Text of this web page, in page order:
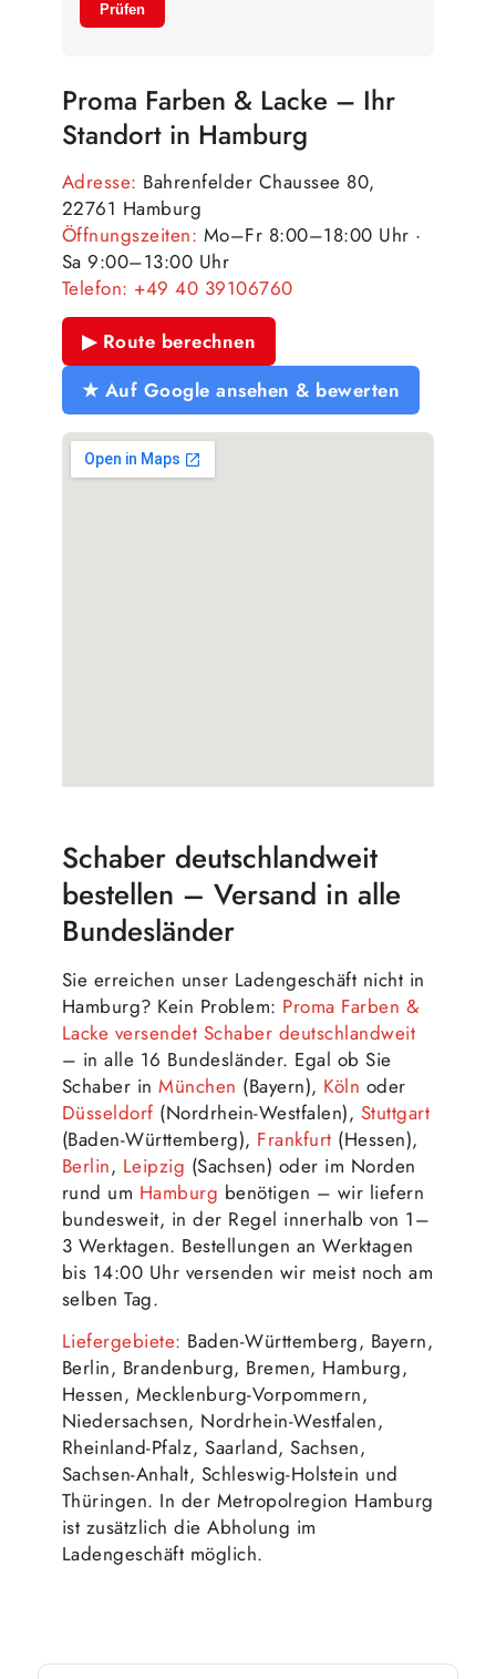
Prüfen
Proma Farben & Lacke – Ihr
Standort in Hamburg
Adresse: Bahrenfelder Chaussee 80,
22761 Hamburg
Öffnungszeiten: Mo–Fr 8:00–18:00 Uhr ·
Sa 9:00–13:00 Uhr
Telefon: +49 40 39106760
▶ Route berechnen
★ Auf Google ansehen & bewerten
Schaber deutschlandweit
bestellen – Versand in alle
Bundesländer
Sie erreichen unser Ladengeschäft nicht in
Hamburg? Kein Problem: Proma Farben &
Lacke versendet Schaber deutschlandweit
– in alle 16 Bundesländer. Egal ob Sie
Schaber inMünchen (Bayern), Köln oder
Düsseldorf (Nordrhein-Westfalen), Stuttgart
(Baden-Württemberg), Frankfurt (Hessen),
Berlin, Leipzig (Sachsen) oder im Norden
rund um Hamburg benötigen – wir liefern
bundesweit, in der Regel innerhalb von 1–
3 Werktagen. Bestellungen an Werktagen
bis 14:00 Uhr versenden wir meist noch am
selben Tag.
Liefergebiete: Baden-Württemberg, Bayern,
Berlin, Brandenburg, Bremen, Hamburg,
Hessen, Mecklenburg-Vorpommern,
Niedersachsen, Nordrhein-Westfalen,
Rheinland-Pfalz, Saarland, Sachsen,
Sachsen-Anhalt, Schleswig-Holstein und
Thüringen. In der Metropolregion Hamburg
ist zusätzlich die Abholung im
Ladengeschäft möglich.